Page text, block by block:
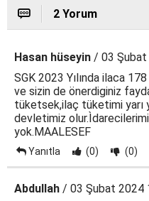
2 Yorum
Hasan hüseyin / 03 Şubat
SGK 2023 Yılında ilaca
ve sizin de önerdiginiz
tüketsek,ilaç tüketimi yarı
devletimiz
yok.MAALESEF
Yanıtla (0) (0)
Abdullah / 03 Şubat 2024